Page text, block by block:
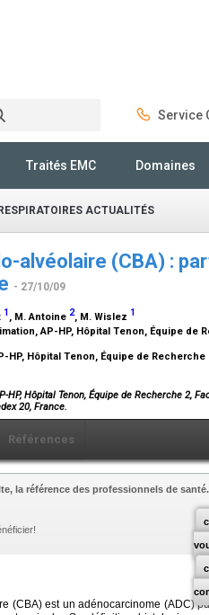
Service
Traités EMC Domaines
ACTUALITÉS
alvéolaire (CBA) :
- 27/10/09
1 , M. Antoine 2, M. Wislez 1
AP-HP, Hôpital Tenon, Équipe de
HP, Hôpital Tenon, Équipe de
HP, Hôpital Tenon, Équipe de Recherche 2,
20, France.
Références
la référence des professionnels de santé.
(CBA) est un adénocarcinome (ADC)